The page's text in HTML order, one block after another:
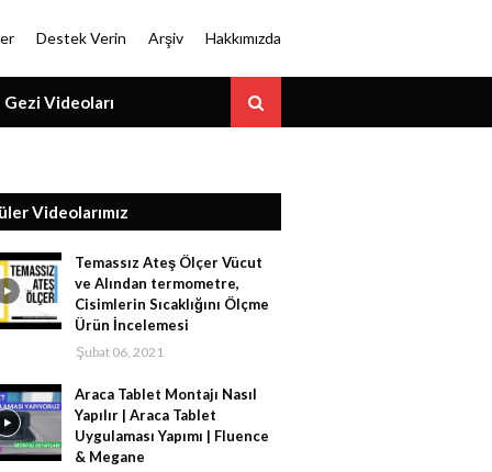
Destek Verin Arşiv Hakkımızda
Gezi Videoları
Videolarımız
Temassız Ateş Ölçer Vücut
ve Alından termometre,
Cisimlerin Sıcaklığını Ölçme
Ürün İncelemesi
Şubat 06, 2021
Araca Tablet Montajı Nasıl
Yapılır | Araca Tablet
Uygulaması Yapımı | Fluence
& Megane